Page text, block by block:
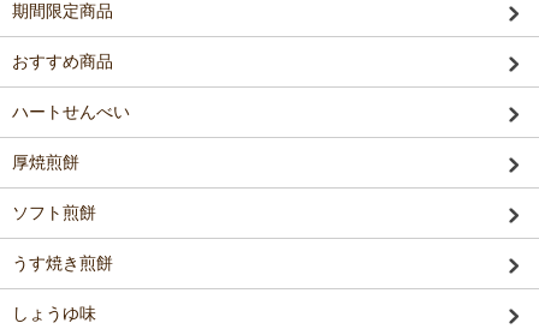
期間限定商品
おすすめ商品
ハートせんべい
厚焼煎餅
ソフト煎餅
うす焼き煎餅
しょうゆ味